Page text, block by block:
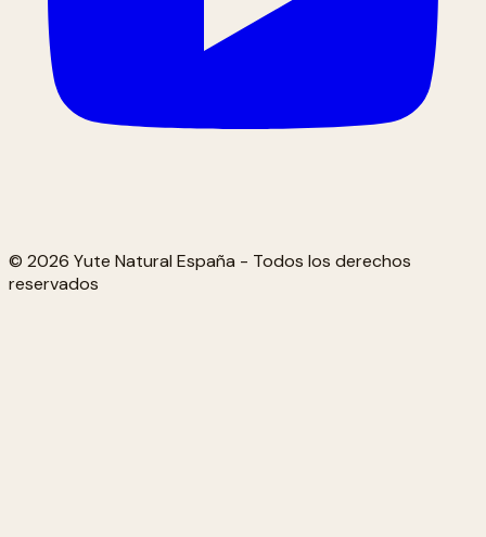
© 2026 Yute Natural España - Todos los derechos
reservados